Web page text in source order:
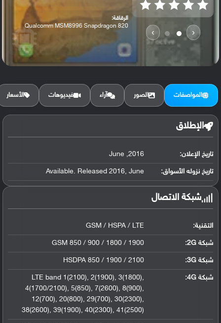
‹
›
الرقاقة:
Qualcomm MSM8996 Snapdragon 820
الرام / التخزين:
المواصفات الصور آراء فيديوهات الأسعار
الإطلاق
تاريخ الإعلان: 2016, June
تاريخ نزوله الأسواق: Available. Released 2016, June
شبكة الاتصال
التقنية: GSM / HSPA / LTE
شبكة 2G: GSM 850 / 900 / 1800 / 1900
شبكة 3G :
HSDPA 850 / 1900 / 2100
شبكة 4G :
LTE band 1(2100), 2(1900), 3(1800),
4(1700/2100), 5(850), 7(2600), 8(900),
12(700), 20(800), 29(700), 30(2300),
38(2600), 39(1900), 40(2300), 41(2500)